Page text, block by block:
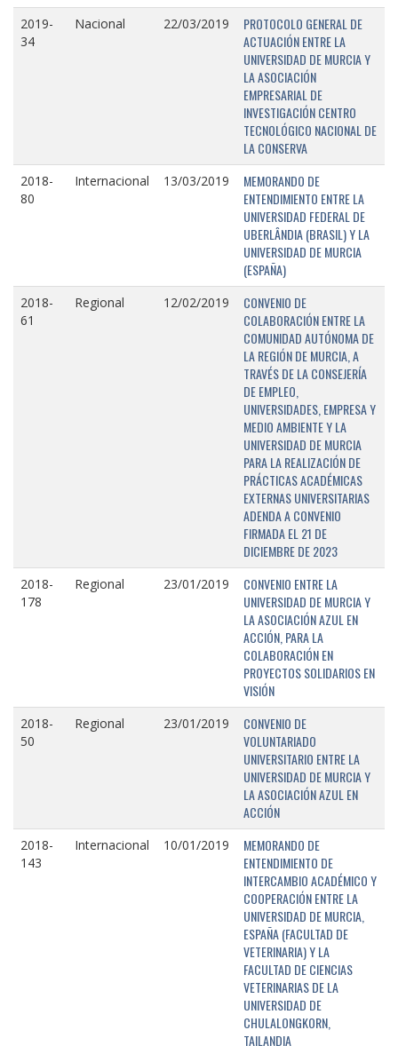
2019-
34
Nacional 22/03/2019
PROTOCOLO GENERAL DE
ACTUACIÓN ENTRE LA
UNIVERSIDAD DE MURCIA Y
LA ASOCIACIÓN
EMPRESARIAL DE
INVESTIGACIÓN CENTRO
TECNOLÓGICO NACIONAL DE
LA CONSERVA
2018-
80
Internacional 13/03/2019
MEMORANDO DE
ENTENDIMIENTO ENTRE LA
UNIVERSIDAD FEDERAL DE
UBERLÂNDIA (BRASIL) Y LA
UNIVERSIDAD DE MURCIA
(ESPAÑA)
2018-
61
Regional 12/02/2019
CONVENIO DE
COLABORACIÓN ENTRE LA
COMUNIDAD AUTÓNOMA DE
LA REGIÓN DE MURCIA, A
TRAVÉS DE LA CONSEJERÍA
DE EMPLEO,
UNIVERSIDADES, EMPRESA Y
MEDIO AMBIENTE Y LA
UNIVERSIDAD DE MURCIA
PARA LA REALIZACIÓN DE
PRÁCTICAS ACADÉMICAS
EXTERNAS UNIVERSITARIAS
ADENDA A CONVENIO
FIRMADA EL 21 DE
DICIEMBRE DE 2023
2018-
178
Regional 23/01/2019
CONVENIO ENTRE LA
UNIVERSIDAD DE MURCIA Y
LA ASOCIACIÓN AZUL EN
ACCIÓN, PARA LA
COLABORACIÓN EN
PROYECTOS SOLIDARIOS EN
VISIÓN
2018-
50
Regional 23/01/2019
CONVENIO DE
VOLUNTARIADO
UNIVERSITARIO ENTRE LA
UNIVERSIDAD DE MURCIA Y
LA ASOCIACIÓN AZUL EN
ACCIÓN
2018-
143
Internacional 10/01/2019
MEMORANDO DE
ENTENDIMIENTO DE
INTERCAMBIO ACADÉMICO Y
COOPERACIÓN ENTRE LA
UNIVERSIDAD DE MURCIA,
ESPAÑA (FACULTAD DE
VETERINARIA) Y LA
FACULTAD DE CIENCIAS
VETERINARIAS DE LA
UNIVERSIDAD DE
CHULALONGKORN,
TAILANDIA